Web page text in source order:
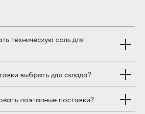
техническую соль для
выбрать для склада?
поэтапные поставки?